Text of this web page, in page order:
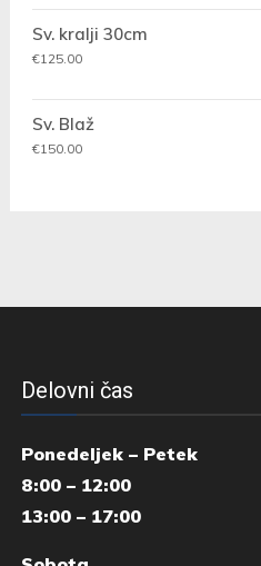
€30.00
Sv. kralji 30cm
€125.00
Sv. Blaž
€150.00
Delovni čas
Ponedeljek – Petek
8:00 – 12:00
13:00 – 17:00